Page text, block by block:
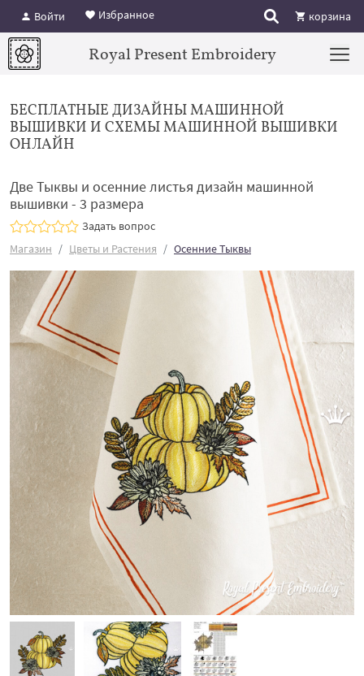
Войти Избранное корзина
Royal Present Embroidery
БЕСПЛАТНЫЕ ДИЗАЙНЫ МАШИННОЙ
ВЫШИВКИ И СХЕМЫ МАШИННОЙ ВЫШИВКИ
ОНЛАЙН
Две Тыквы и осенние листья дизайн машинной
вышивки - 3 размера
Задать вопрос
Магазин
Цветы и Растения Осенние Тыквы